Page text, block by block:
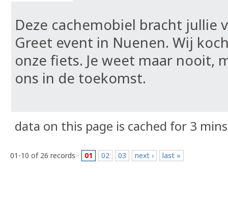
Deze cachemobiel bracht jullie
Greet event in Nuenen. Wij
onze fiets. Je weet maar nooit,
ons in de toekomst.
data on this page is cached for 3 mins
01-10 of 26 records · 01 02 03 next › last »